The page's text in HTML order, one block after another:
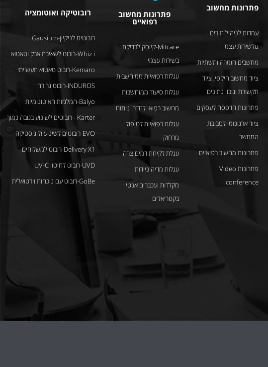
פתרונות מחשוב
עמדות לניהול תורים
uלשירות עצמי
מחשבים חומרה ותשתיות
ציוד מחשוב היקפי, ציוד
תקשורת וגיבוי נתונים
פתרונות הדפסה לעסקים
ציוד ארגונומי לסביבת
המחשב
פתרונות מחשוב רפואיים
פתרונות Video
conference
פתרונות מחשוב
רפואיים
Mitcare-קיוסק לבדיקת
בשירות עצמי
עגלות רפואיות ממוחשבות
עגלות סיעוד ממוחשבות
מחשוב רפואי לחדרי ניתוח
עגלות רפואיות לטיפול
מרחוק
עגלת לקיחת דמים צרה
עגלות מדיה ניידות
מקלדות ועכברים אנטי
בקטריאלים
רובוטיקה ואוטומציה
רובוטים לניקיון-Gausium
Whiz i-רובוט לשאיבת אבק וטאטוא
Kemaro-רובוט טאטוא תעשייתי
INDUROS-רובוט גרירה
Balyo-המלגזות האוטונומיות
Karter - רובוטים לשינוע בגובה נמוך
EVO-רובוטים לשינוע ולוגיסטיקה
Delivery X1-רובוט למשלוחים
UVD-רובוט לחיטוי UV-C
GoBe-רובוט עם נוכחות וירטואלית